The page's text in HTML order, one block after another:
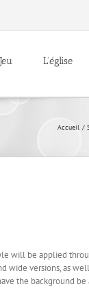
L’église
Accueil
will be applied
wide versions, as
the background be